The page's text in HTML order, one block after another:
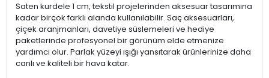
Saten kurdele 1 cm, tekstil projelerinden aksesuar tasarımına
kadar birçok farklı alanda kullanılabilir. Saç aksesuarları,
çiçek aranjmanları, davetiye süslemeleri ve hediye
paketlerinde profesyonel bir görünüm elde etmenize
yardımcı olur. Parlak yüzeyi ışığı yansıtarak ürünlerinize daha
canlı ve kaliteli bir hava katar.